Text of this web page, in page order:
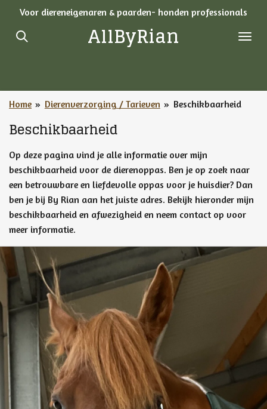
naar
AllByRian
Voor diereneigenaren & paarden- honden professionals
Home » Dierenverzorging / Tarieven » Beschikbaarheid
Beschikbaarheid
Op deze pagina vind je alle informatie over mijn
beschikbaarheid voor de dierenoppas. Ben je op zoek naar
een betrouwbare en liefdevolle oppas voor je huisdier? Dan
ben je bij By Rian aan het juiste adres. Bekijk hieronder mijn
beschikbaarheid en afwezigheid en neem contact op voor
meer informatie.